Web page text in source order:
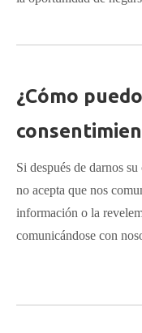
¿Cómo
Si después de darnos
no acepta que nos
información o la
comunicándose con